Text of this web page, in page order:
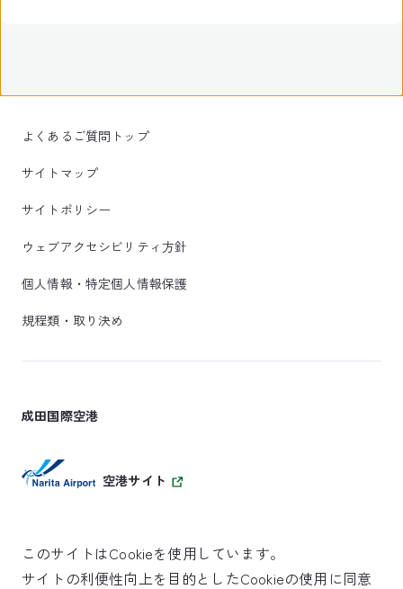
よくあるご質問トップ
サイトマップ
サイトポリシー
ウェブアクセシビリティ方針
個人情報・特定個人情報保護
規程類・取り決め
成田国際空港
空港サイト
このサイトはCookieを使用しています。
サイトの利便性向上を目的としたCookieの使用に同意